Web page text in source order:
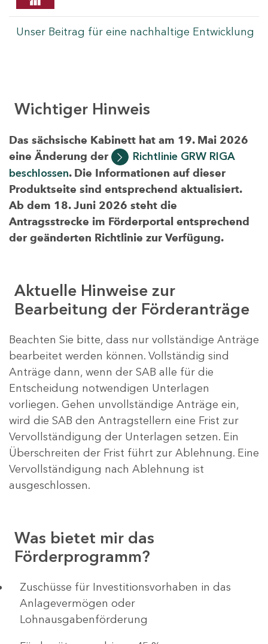
Unser Beitrag für eine nachhaltige Entwicklung
Wichtiger Hinweis
Das sächsische Kabinett hat am 19. Mai 2026
eine Änderung der
Richtlinie GRW RIGA
beschlossen. Die Informationen auf dieser
Produktseite sind entsprechend aktualisiert.
Ab dem 18. Juni 2026 steht die
Antragsstrecke im Förderportal entsprechend
der geänderten Richtlinie zur Verfügung.
Aktuelle Hinweise zur
Bearbeitung der Förderanträge
Beachten Sie bitte, dass nur vollständige Anträge
bearbeitet werden können. Vollständig sind
Anträge dann, wenn der SAB alle für die
Entscheidung notwendigen Unterlagen
vorliegen. Gehen unvollständige Anträge ein,
wird die SAB den Antragstellern eine Frist zur
Vervollständigung der Unterlagen setzen. Ein
Überschreiten der Frist führt zur Ablehnung. Eine
Vervollständigung nach Ablehnung ist
ausgeschlossen.
Was bietet mir das
Förderprogramm?
​​​​​​Zuschüsse für Investitionsvorhaben in das
Anlagevermögen oder
Lohnausgabenförderung